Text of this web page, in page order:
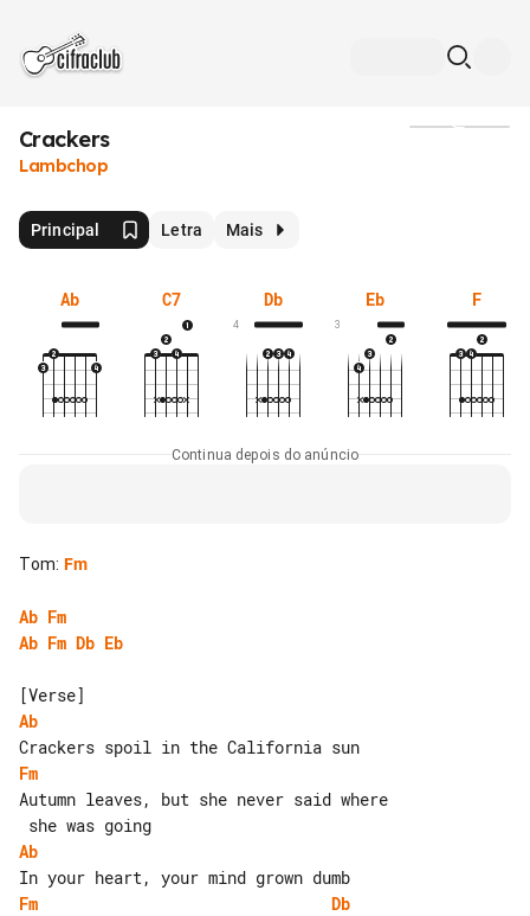
Crackers
Lambchop
Principal Letra Mais
Ab C7 Db
4
Eb
3
F
Continua depois do anúncio
Tom: Fm
Ab Fm
Ab Fm Db Eb
Ab
Fm
Autumn leaves, but she never said where
Ab
Fm
Db